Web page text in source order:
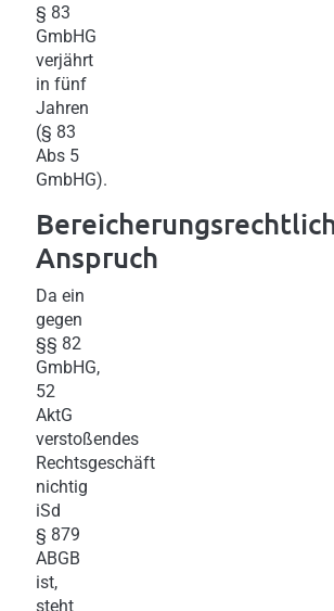
§ 83
GmbHG
verjährt
in fünf
Jahren
(§ 83
Abs 5
GmbHG).
Anspruch
Da ein
gegen
§§ 82
GmbHG,
52
AktG
verstoßendes
Rechtsgeschäft
nichtig
iSd
§ 879
ABGB
ist,
steht